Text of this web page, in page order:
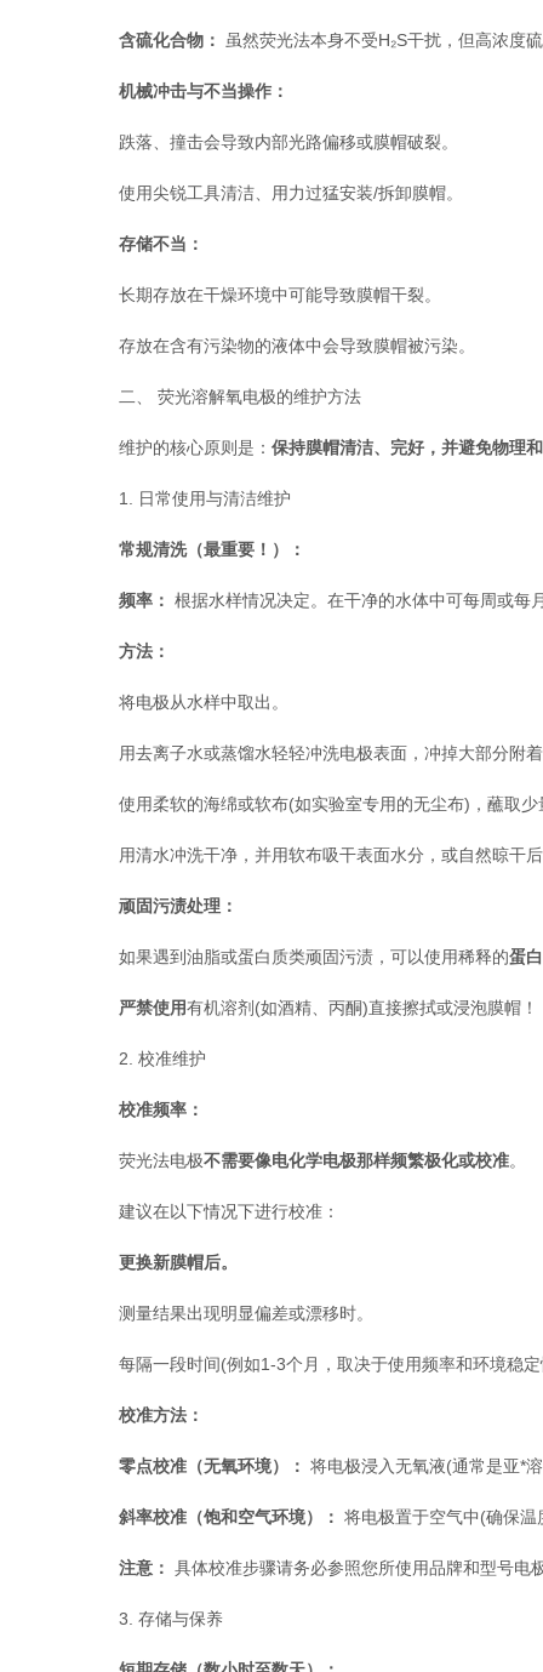
含硫化合物： 虽然荧光法本身不受H₂S干扰，但高浓度
机械冲击与不当操作：
跌落、撞击会导致内部光路偏移或膜帽破裂。
使用尖锐工具清洁、用力过猛安装/拆卸膜帽。
存储不当：
长期存放在干燥环境中可能导致膜帽干裂。
存放在含有污染物的液体中会导致膜帽被污染。
二、 荧光溶解氧电极的维护方法
维护的核心原则是： 保持膜帽清洁、完好，并避免物理
1. 日常使用与清洁维护
常规清洗（最重要！）：
频率： 根据水样情况决定。在干净的水体中可每周或
方法：
将电极从水样中取出。
用去离子水或蒸馏水轻轻冲洗电极表面，冲掉大部分附
使用柔软的海绵或软布(如实验室专用的无尘布)，蘸取少
用清水冲洗干净，并用软布吸干表面水分，或自然晾干
顽固污渍处理：
如果遇到油脂或蛋白质类顽固污渍，可以使用稀释的蛋
严禁使用有机溶剂(如酒精、丙酮)直接擦拭或浸泡膜帽！
2. 校准维护
校准频率：
荧光法电极不需要像电化学电极那样频繁极化或校准。
建议在以下情况下进行校准：
更换新膜帽后。
测量结果出现明显偏差或漂移时。
每隔一段时间(例如1-3个月，取决于使用频率和环境稳定
校准方法：
零点校准（无氧环境）： 将电极浸入无氧液(通常是亚*
斜率校准（饱和空气环境）： 将电极置于空气中(确保
注意： 具体校准步骤请务必参照您所使用品牌和型号
3. 存储与保养